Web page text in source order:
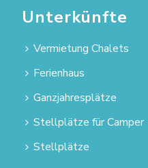
Unterkünfte
Vermietung Chalets
Ferienhaus
Ganzjahresplätze
Stellplätze für Camper
Stellplätze